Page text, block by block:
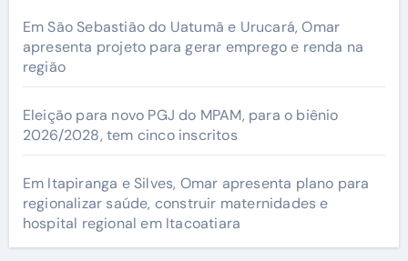
Em São Sebastião do Uatumã e Urucará, Omar
apresenta projeto para gerar emprego e renda na
região
Eleição para novo PGJ do MPAM, para o biênio
2026/2028, tem cinco inscritos
Em Itapiranga e Silves, Omar apresenta plano para
regionalizar saúde, construir maternidades e
hospital regional em Itacoatiara